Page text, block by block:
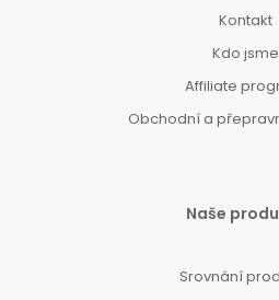
Kontakt
Kdo jsme
Affiliate
Obchodní a
Naše
Srovnání